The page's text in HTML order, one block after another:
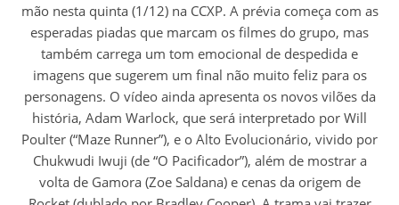
mão nesta quinta (1/12) na CCXP. A prévia começa com as
esperadas piadas que marcam os filmes do grupo, mas
também carrega um tom emocional de despedida e
imagens que sugerem um final não muito feliz para os
personagens. O vídeo ainda apresenta os novos vilões da
história, Adam Warlock, que será interpretado por Will
Poulter (“Maze Runner”), e o Alto Evolucionário, vivido por
Chukwudi Iwuji (de “O Pacificador”), além de mostrar a
volta de Gamora (Zoe Saldana) e cenas da origem de